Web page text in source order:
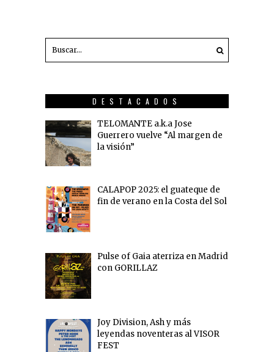
DESTACADOS
TELOMANTE a.k.a Jose
Guerrero vuelve “Al margen de
la visión”
CALAPOP 2025: el guateque de
fin de verano en la Costa del Sol
Pulse of Gaia aterriza en Madrid
con GORILLAZ
Joy Division, Ash y más
leyendas noventeras al VISOR
FEST